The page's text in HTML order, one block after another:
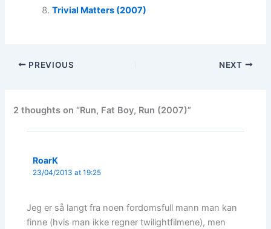
Trivial Matters (2007)
PREVIOUS NEXT
2 thoughts on “Run, Fat Boy, Run (2007)”
RoarK
23/04/2013 at 19:25
Jeg er så langt fra noen fordomsfull mann man kan
finne (hvis man ikke regner twilightfilmene), men